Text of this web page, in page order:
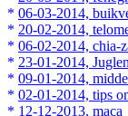
* 06-03-2014,
* 20-02-2014,
* 06-02-2014, chia-
* 23-01-2014,
* 09-01-2014,
* 02-01-2014, tips
* 12-12-2013, maca